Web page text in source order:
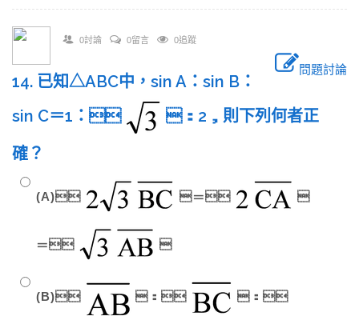
0討論 0留言 0追蹤
問題討論
14. 已知△ABC中，sin A：sin B：
sin C＝1：
：2，則下列何者正
確？
(A) ＝ 
＝ 
(B) ： ：